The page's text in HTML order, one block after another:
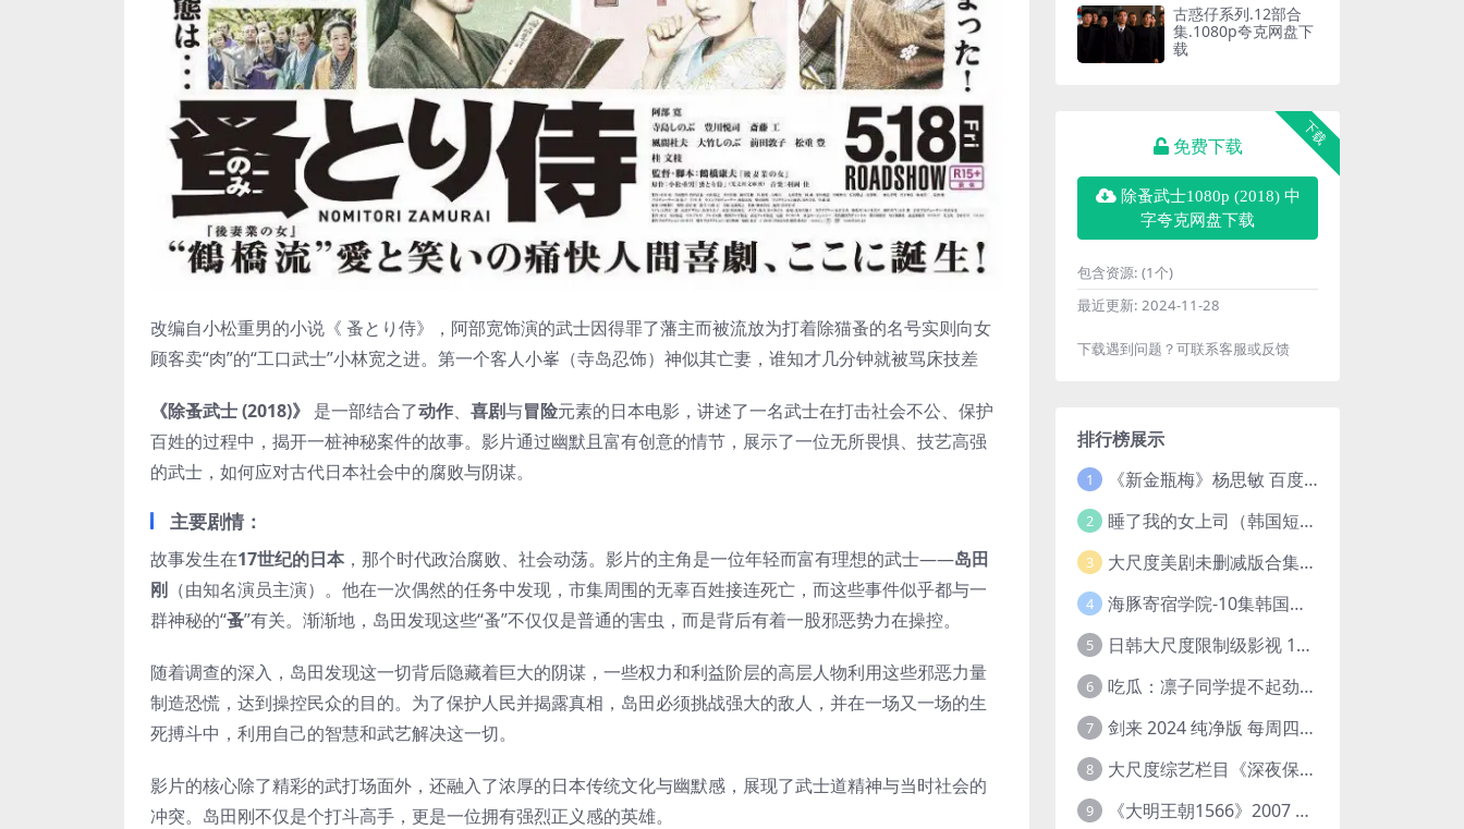
改编自小松重男的小说《 蚤とり侍》，阿部宽饰演的武士因得罪了藩主而被流放为打着除猫蚤的名号实则向女
顾客卖“肉”的“工口武士”小林宽之进。第一个客人小峯（寺岛忍饰）神似其亡妻，谁知才几分钟就被骂床技差
《除蚤武士 (2018)》 是一部结合了动作、 喜剧与冒险元素的日本电影，讲述了一名武士在打击社会不公、保护
百姓的过程中，揭开一桩神秘案件的故事。影片通过幽默且富有创意的情节，展示了一位无所畏惧、技艺高强
的武士，如何应对古代日本社会中的腐败与阴谋。
主要剧情：
故事发生在17世纪的日本，那个时代政治腐败、社会动荡。影片的主角是一位年轻而富有理想的武士——岛田
刚 （由知名演员主演）。他在一次偶然的任务中发现，市集周围的无辜百姓接连死亡，而这些事件似乎都与一
群神秘的“蚤”有关。渐渐地，岛田发现这些“蚤”不仅仅是普通的害虫，而是背后有着一股邪恶势力在操控。
随着调查的深入，岛田发现这一切背后隐藏着巨大的阴谋，一些权力和利益阶层的高层人物利用这些邪恶力量
制造恐慌，达到操控民众的目的。为了保护人民并揭露真相，岛田必须挑战强大的敌人，并在一场又一场的生
死搏斗中，利用自己的智慧和武艺解决这一切。
影片的核心除了精彩的武打场面外，还融入了浓厚的日本传统文化与幽默感，展现了武士道精神与当时社会的
冲突。岛田刚不仅是个打斗高手，更是一位拥有强烈正义感的英雄。
古惑仔系列.12部合
集.1080p夸克网盘下
载
下载
免费下载
除蚤武士1080p (2018) 中
字夸克网盘下载
包含资源: (1个)
最近更新: 2024-11-28
下载遇到问题？可联系客服或反馈
排行榜展示
1 《新金瓶梅》杨思敏 百度云网盘下载.1080P阿里下载.国语中字.(1996)
2 睡了我的女上司（韩国短剧）4K超清/中字百度云网盘下载
3 大尺度美剧未删减版合集【22部】
4 海豚寄宿学院-10集韩国高颜值短剧
5 日韩大尺度限制级影视 120部大合集无删减版
6 吃瓜：凛子同学提不起劲/小怡loli 72V+23V+14V–24.02GB】
7 剑来 2024 纯净版 每周四已更【4K / 臻彩视听TV / 杜比音】附电子书百度网盘下载
8 大尺度综艺栏目《深夜保健室》 [台综]夸克网盘下载
9 《大明王朝1566》2007 中国大陆 4K+2K修复 [国语 46集 192G]